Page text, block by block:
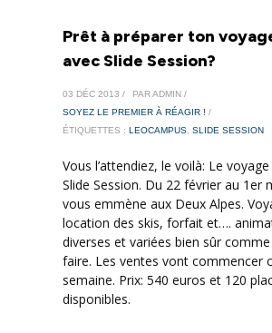
Prêt à préparer ton
avec Slide Session?
03 DÉC 2013 /
PAR ADMIN /
SOYEZ LE PREMIER À RÉAGIR ! /
ÉTIQUETTES : LEOCAMPUS, SLIDE SESSION
Vous l’attendiez, le voilà: Le
Slide Session. Du 22 février au 1er
vous emmène aux Deux Alpes.
location des skis, forfait et….
diverses et variées bien sûr
faire. Les ventes vont commencer
semaine. Prix: 540 euros et 120
disponibles.